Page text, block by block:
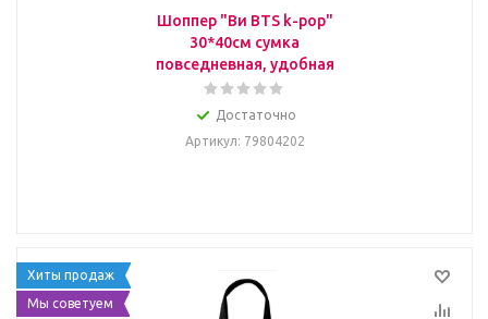
Шоппер "Ви BTS k-pop"
30*40см сумка
повседневная, удобная
Достаточно
Артикул: 79804202
Хиты продаж
Мы советуем